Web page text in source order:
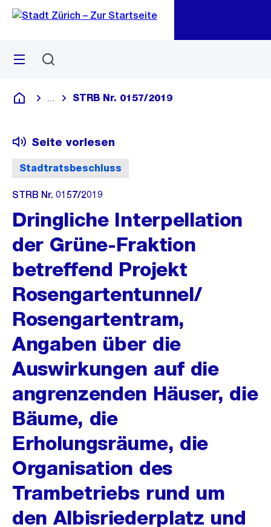
Navigation
Sprunglink
Menü
Deutsch
Blende alle Breadcrumbs ein
STRB Nr. 0157/2019
Stadtratsbeschluss
Seite vorlesen
STRB Nr. 0157/2019
Dringliche Interpellation
der Grüne-Fraktion
betreffend Projekt
Rosengartentunnel/
Rosengartentram,
Angaben über die
Auswirkungen auf die
angrenzenden Häuser, die
Bäume, die
Erholungsräume, die
Organisation des
Trambetriebs rund um
den Albisriederplatz und